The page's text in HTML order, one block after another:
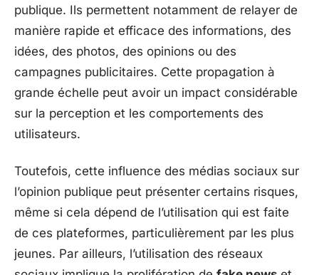
publique. Ils permettent notamment de relayer de
manière rapide et efficace des informations, des
idées, des photos, des opinions ou des
campagnes publicitaires. Cette propagation à
grande échelle peut avoir un impact considérable
sur la perception et les comportements des
utilisateurs.
Toutefois, cette influence des médias sociaux sur
l’opinion publique peut présenter certains risques,
même si cela dépend de l’utilisation qui est faite
de ces plateformes, particulièrement par les plus
jeunes. Par ailleurs, l’utilisation des réseaux